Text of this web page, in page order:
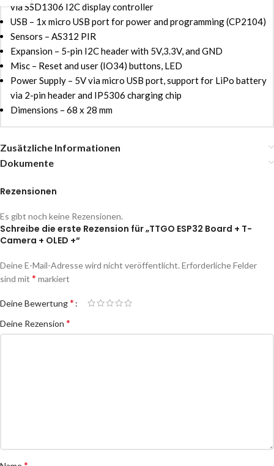
via SSD1306 I2C display controller
USB – 1x micro USB port for power and programming (CP2104)
Sensors – AS312 PIR
Expansion – 5-pin I2C header with 5V,3.3V, and GND
Misc – Reset and user (IO34) buttons, LED
Power Supply – 5V via micro USB port, support for LiPo battery
via 2-pin header and IP5306 charging chip
Dimensions – 68 x 28 mm
Zusätzliche Informationen
Dokumente
Rezensionen
Es gibt noch keine Rezensionen.
Schreibe die erste Rezension für „TTGO ESP32 Board + T-
Camera + OLED +“
Deine E-Mail-Adresse wird nicht veröffentlicht. Erforderliche Felder
sind mit * markiert
Deine Bewertung*
Deine Rezension *